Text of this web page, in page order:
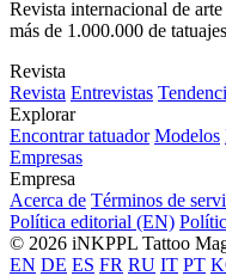
Revista internacional de
más de 1.000.000 de
Revista
Revista Entrevistas
Explorar
Encontrar tatuador Modelos
Empresas
Empresa
Acerca de Términos de
Política editorial (EN)
© 2026 iNKPPL Tattoo
EN DE ES FR RU IT PT